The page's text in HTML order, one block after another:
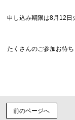
申し込み期限は8月12日
たくさんのご参加お待ち
前のページへ